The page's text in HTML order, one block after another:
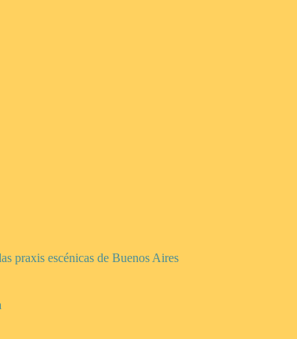
praxis escénicas de Buenos Aires